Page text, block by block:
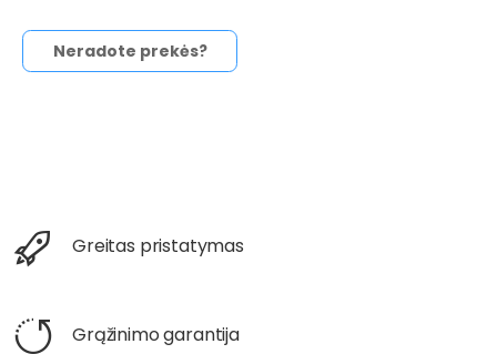
Neradote prekės?
Greitas pristatymas
Grąžinimo garantija